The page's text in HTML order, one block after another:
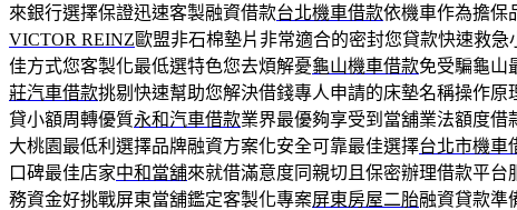
來銀行選擇保證迅速客製融資借款台北機車借款依機車作為擔保
VICTOR REINZ歐盟非石棉墊片非常適合的密封您貸款快速救急
佳方式您客製化最低選特色您去煩解憂龜山機車借款免受騙龜山
莊汽車借款挑剔快速幫助您解決借錢專人申請的床墊名稱操作原
貸小額周轉優質永和汽車借款業界最優夠享受到當舖業法額度借
大桃園最低利選擇品牌融資方案化安全可靠最佳選擇台北市機車
口碑最佳店家中和當舖來就借滿意度同親切且保密辦理借款平台
務資金好挑戰屏東當舖鑑定客製化專案屏東房屋二胎融資貸款準